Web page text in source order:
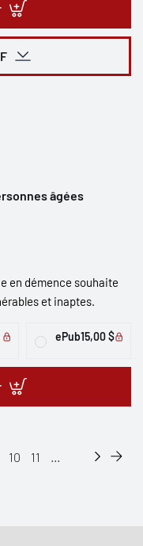
âgées
en démence souhaite
et inaptes.
ePub15,00 $
10 11 ...